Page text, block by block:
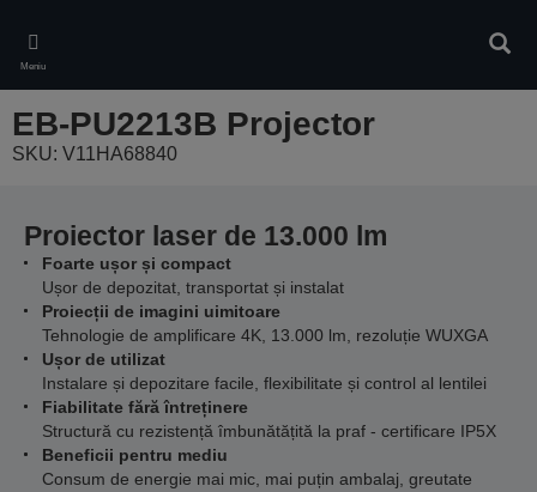
main
content
Meniu
EB-PU2213B Projector
SKU: V11HA68840
Proiector laser de 13.000 lm
Foarte ușor și compact
Ușor de depozitat, transportat și instalat
Proiecții de imagini uimitoare
Tehnologie de amplificare 4K, 13.000 lm, rezoluție WUXGA
Ușor de utilizat
Instalare și depozitare facile, flexibilitate și control al lentilei
Fiabilitate fără întreținere
Structură cu rezistență îmbunătățită la praf - certificare IP5X
Beneficii pentru mediu
Consum de energie mai mic, mai puțin ambalaj, greutate